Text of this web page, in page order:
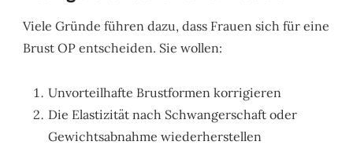
Viele Gründe führen dazu, dass Frauen sich für eine
Brust OP entscheiden. Sie wollen:
Unvorteilhafte Brustformen korrigieren
Die Elastizität nach Schwangerschaft oder
Gewichtsabnahme wiederherstellen